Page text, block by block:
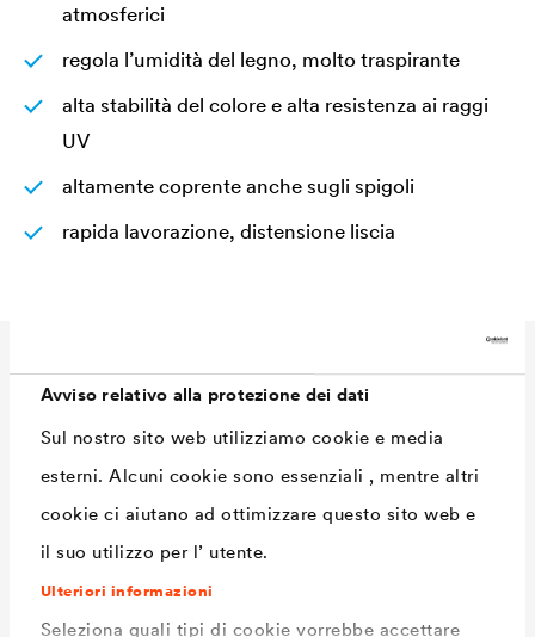
Avviso relativo alla protezione dei dati
Sul nostro sito web utilizziamo cookie e media
esterni. Alcuni cookie sono essenziali , mentre altri
cookie ci aiutano ad ottimizzare questo sito web e
il suo utilizzo per l’ utente.
Ulteriori informazioni
Seleziona quali tipi di cookie vorrebbe accettare
atmosferici
regola l’umidità del legno, molto traspirante
alta stabilità del colore e alta resistenza ai raggi
UV
altamente coprente anche sugli spigoli
rapida lavorazione, distensione liscia
Dati Tecnici
Consumo
90 - 110 ml/m²
Tonalità
bianco